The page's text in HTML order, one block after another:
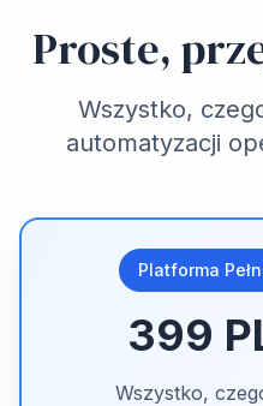
Proste,
Wszystko,
automatyzacji
Platforma
399
Wszystko,